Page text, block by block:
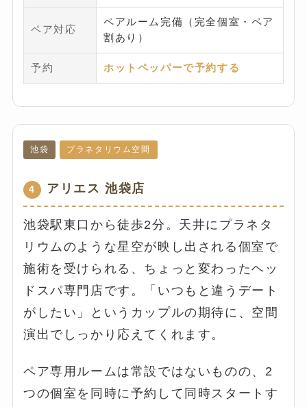
ペア対応
ペアルーム完備（完全個室・ペア
割あり）
予約 ホットペッパーで予約する
池袋 プラネタリウム空間
4 アリエス 池袋店
池袋駅東口から徒歩2分。天井にプラネタ
リウムのような星空が映し出される個室で
施術を受けられる、ちょっと変わったヘッ
ドスパ専門店です。「いつもと違うデート
がしたい」というカップルの期待に、空間
演出でしっかり応えてくれます。
ペア専用ルームは常設ではないものの、2
つの個室を同時に予約して同時スタートす